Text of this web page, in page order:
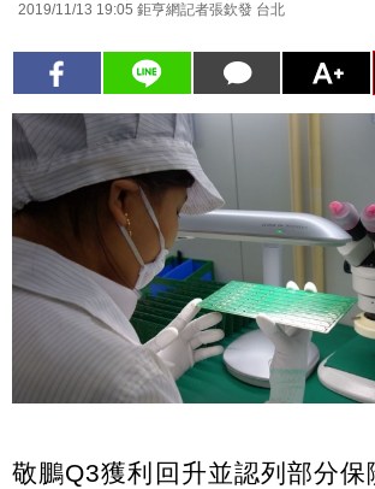
2019/11/13 19:05 鉅亨網記者張欽發 台北
敬鵬Q3獲利回升並認列部分保